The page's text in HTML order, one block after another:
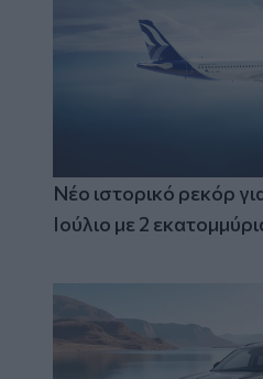
Νέο ιστορικό ρεκόρ
Ιούλιο με 2